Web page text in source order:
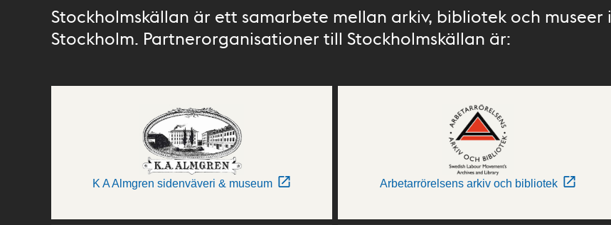
Stockholmskällan är ett samarbete mellan arkiv, bibliotek och museer i
Stockholm. Partnerorganisationer till Stockholmskällan är:
K A Almgren sidenväveri & museum Arbetarrörelsens arkiv och bibliotek